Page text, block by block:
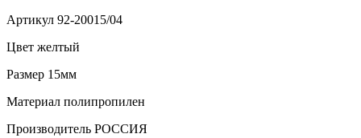
Артикул 92-20015/04
Цвет желтый
Размер 15мм
Материал полипропилен
Производитель РОССИЯ